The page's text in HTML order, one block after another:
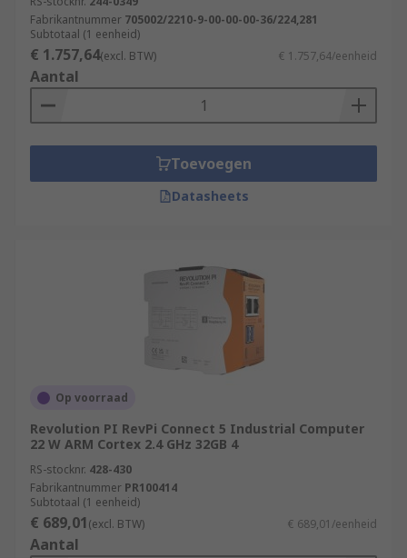
Fabrikantnummer 705002/2210-9-00-00-00-36/224,281
Subtotaal (1 eenheid)
€ 1.757,64(excl. BTW) € 1.757,64/eenheid
Aantal
Toevoegen
Datasheets
Op voorraad
Revolution PI RevPi Connect 5 Industrial Computer
22 W ARM Cortex 2.4 GHz 32GB 4
RS-stocknr. 428-430
Fabrikantnummer PR100414
Subtotaal (1 eenheid)
€ 689,01(excl. BTW) € 689,01/eenheid
Aantal